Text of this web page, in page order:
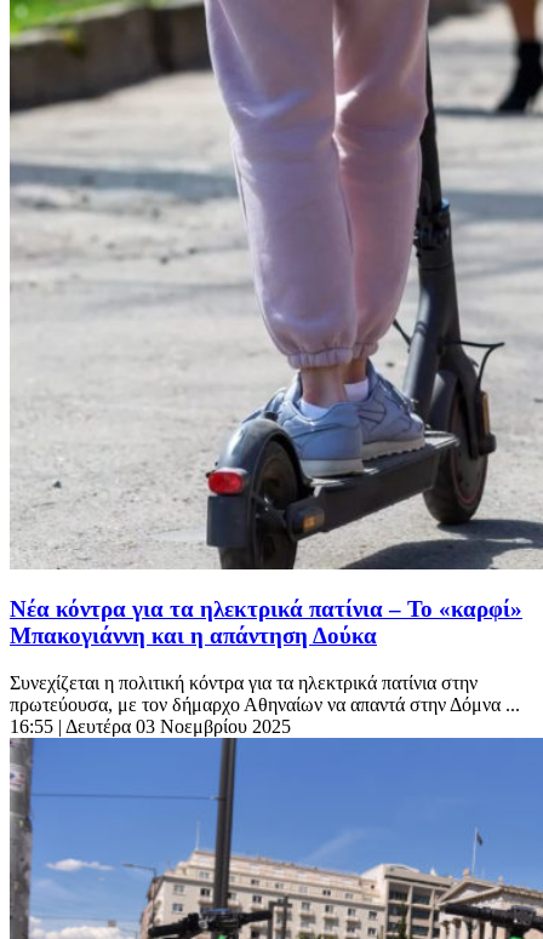
Νέα κόντρα για τα ηλεκτρικά πατίνια – Το «καρφί»
Μπακογιάννη και η απάντηση Δούκα
Συνεχίζεται η πολιτική κόντρα για τα ηλεκτρικά πατίνια στην
πρωτεύουσα, με τον δήμαρχο Αθηναίων να απαντά στην Δόμνα ...
16:55 | Δευτέρα 03 Νοεμβρίου 2025